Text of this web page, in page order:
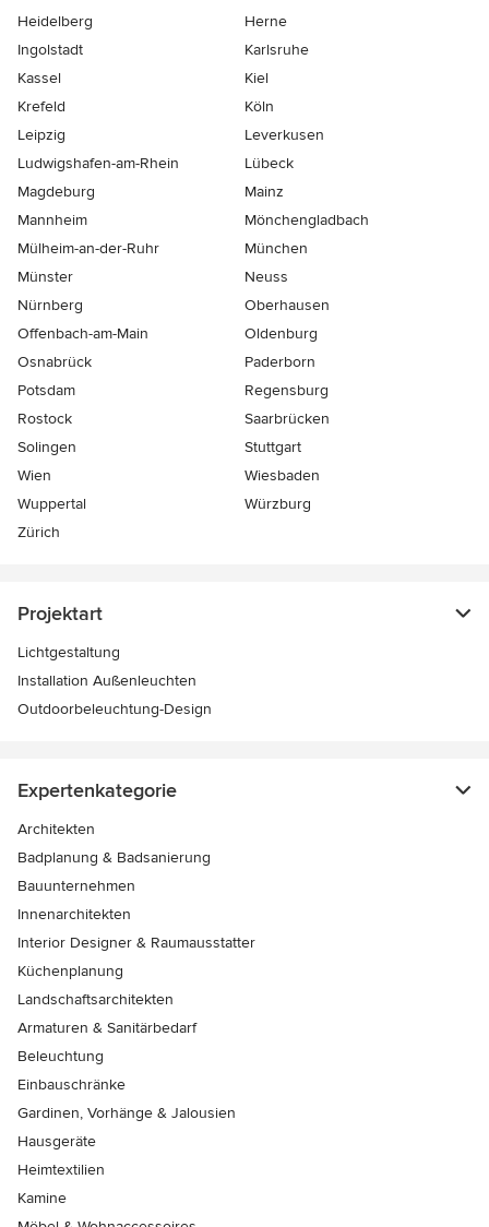
Heidelberg
Herne
Ingolstadt
Karlsruhe
Kassel
Kiel
Krefeld
Köln
Leipzig
Leverkusen
Ludwigshafen-am-Rhein
Lübeck
Magdeburg
Mainz
Mannheim
Mönchen­gladbach
Mülheim-an-der-Ruhr
München
Münster
Neuss
Nürnberg
Oberhausen
Offenbach-am-Main
Oldenburg
Osnabrück
Paderborn
Potsdam
Regensburg
Rostock
Saarbrücken
Solingen
Stuttgart
Wien
Wiesbaden
Wuppertal
Würzburg
Zürich
Projektart
Lichtgestaltung
Installation Außenleuchten
Outdoorbeleuchtung-Design
Expertenkategorie
Architekten
Badplanung & Badsanierung
Bauunternehmen
Innenarchitekten
Interior Designer & Raumausstatter
Küchenplanung
Landschaftsarchitekten
Armaturen & Sanitärbedarf
Beleuchtung
Einbauschränke
Gardinen, Vorhänge & Jalousien
Hausgeräte
Heimtextilien
Kamine